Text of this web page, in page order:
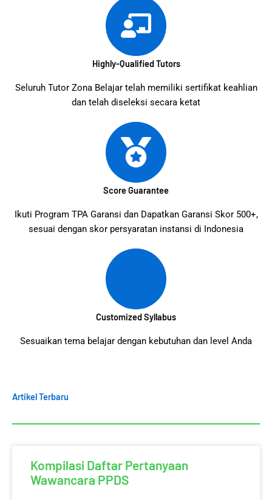
Highly-Qualified Tutors
Seluruh Tutor Zona Belajar telah memiliki sertifikat keahlian
dan telah diseleksi secara ketat
Score Guarantee
Ikuti Program TPA Garansi dan Dapatkan Garansi Skor 500+,
sesuai dengan skor persyaratan instansi di Indonesia
Customized Syllabus
Sesuaikan tema belajar dengan kebutuhan dan level Anda
Artikel Terbaru
Kompilasi Daftar Pertanyaan
Wawancara PPDS